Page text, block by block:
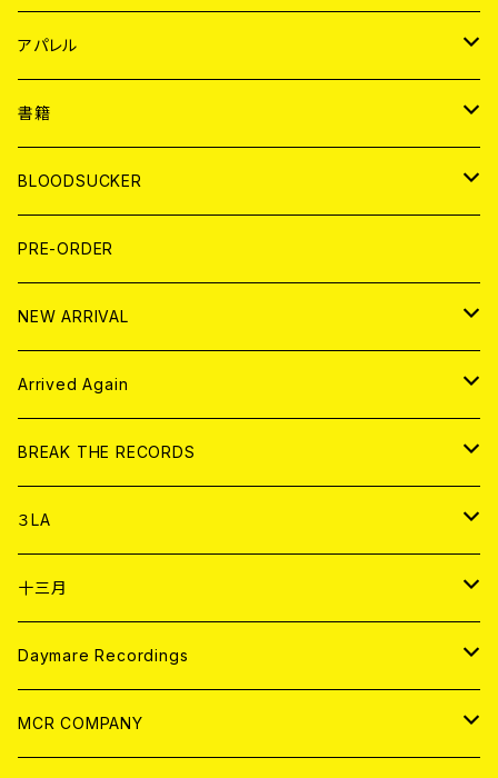
WORLD
JAPAN
７EP
LP
WORLD
7EP
LP
アパレル
JAPAN
T-shirt
HOOD
WORLD
T-shirt
HOOD
書籍
MAGAZINE
BOLLOCKS
EL ZINE
写真集 (PHOTOBOOK)
BLOODSUCKER
CD
アナログ
アパレル
書籍
DIGITAL CONTENTS
PRE-ORDER
NEW ARRIVAL
CD
アナログ
Arrived Again
CD
アナログ
BREAK THE RECORDS
CD
ANALOG
アパレル
３LA
CD
ANALOG
十三月
CD
ANALOG
Daymare Recordings
CD
MCR COMPANY